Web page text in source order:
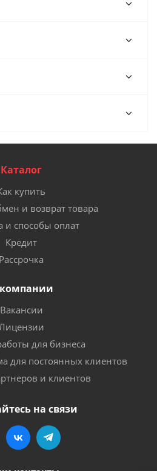
Каталог
купить
и возврат товара
и способы оплат
Кредит
Рассрочка
Вакансии
для бизнеса
для постоянных клиентов
и клиентов
на связи